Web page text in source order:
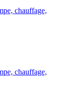
chauffage,
chauffage,